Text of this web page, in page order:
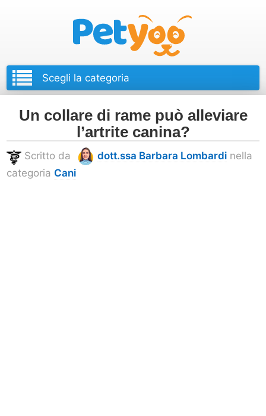
Un collare di rame può alleviare
l’artrite canina?
Scritto da dott.ssa Barbara Lombardi nella
categoria Cani